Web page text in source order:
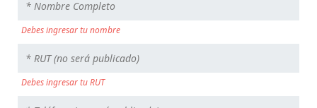
Debes ingresar tu nombre
Debes ingresar tu RUT